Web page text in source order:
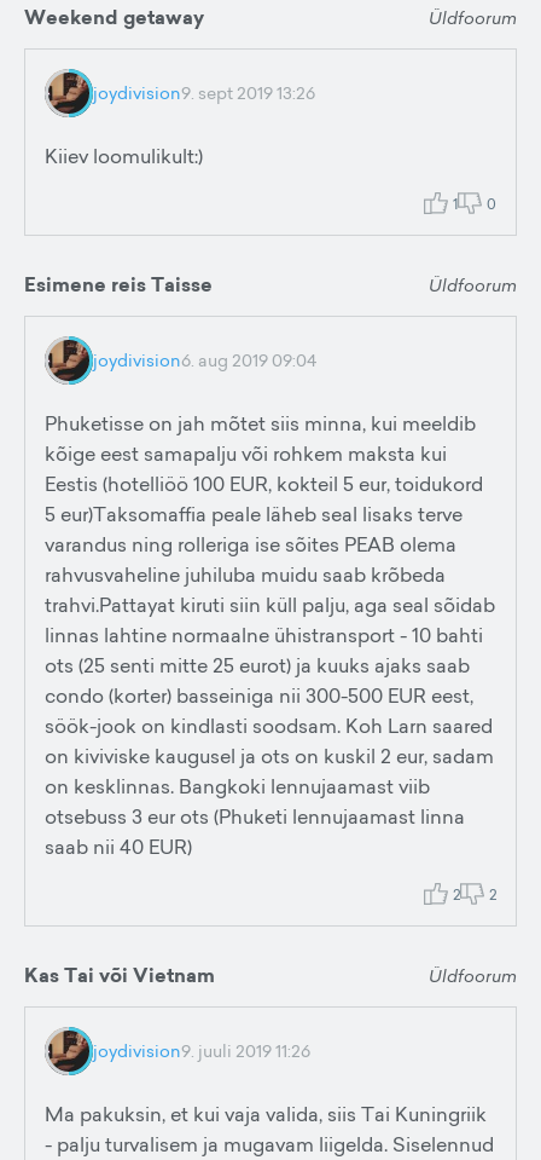
Weekend getaway Üldfoorum
joydivision9. sept 2019 13:26
Kiiev loomulikult:)
1 0
Esimene reis Taisse Üldfoorum
joydivision6. aug 2019 09:04
Phuketisse on jah mõtet siis minna, kui meeldib
kõige eest samapalju või rohkem maksta kui
Eestis (hotelliöö 100 EUR, kokteil 5 eur, toidukord
5 eur)Taksomaffia peale läheb seal lisaks terve
varandus ning rolleriga ise sõites PEAB olema
rahvusvaheline juhiluba muidu saab krõbeda
trahvi.Pattayat kiruti siin küll palju, aga seal sõidab
linnas lahtine normaalne ühistransport - 10 bahti
ots (25 senti mitte 25 eurot) ja kuuks ajaks saab
condo (korter) basseiniga nii 300-500 EUR eest,
söök-jook on kindlasti soodsam. Koh Larn saared
on kiviviske kaugusel ja ots on kuskil 2 eur, sadam
on kesklinnas. Bangkoki lennujaamast viib
otsebuss 3 eur ots (Phuketi lennujaamast linna
saab nii 40 EUR)
2 2
Kas Tai või Vietnam Üldfoorum
joydivision9. juuli 2019 11:26
Ma pakuksin, et kui vaja valida, siis Tai Kuningriik
- palju turvalisem ja mugavam liigelda. Siselennud